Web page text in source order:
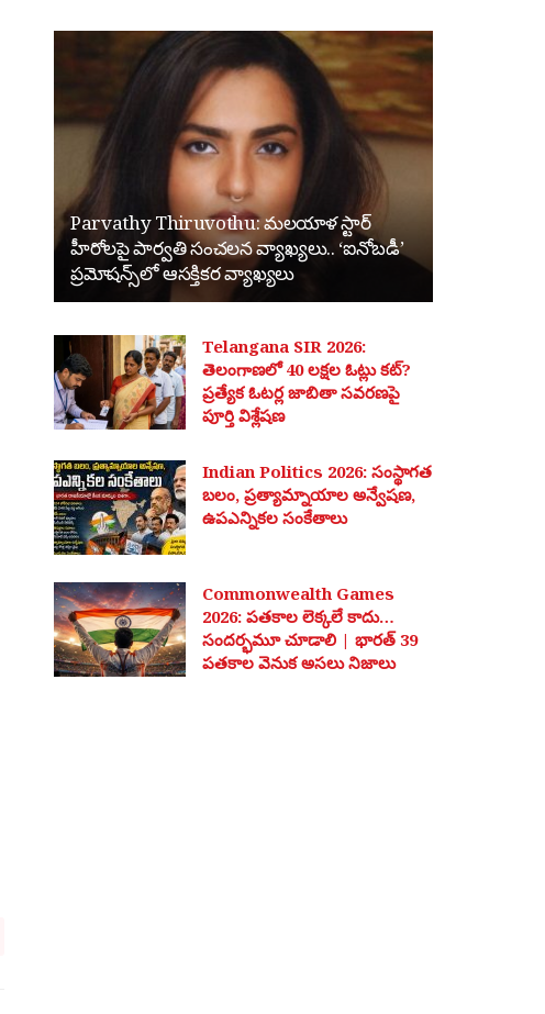
Parvathy Thiruvothu: మలయాళ స్టార్
హీరోలపై పార్వతి సంచలన వ్యాఖ్యలు.. ‘ఐనోబడీ’
ప్రమోషన్స్‌లో ఆసక్తికర వ్యాఖ్యలు
Telangana SIR 2026:
తెలంగాణలో 40 లక్షల ఓట్లు కట్?
ప్రత్యేక ఓటర్ల జాబితా సవరణపై
పూర్తి విశ్లేషణ
Indian Politics 2026: సంస్థాగత
బలం, ప్రత్యామ్నాయాల అన్వేషణ,
ఉపఎన్నికల సంకేతాలు
Commonwealth Games
2026: పతకాల లెక్కలే కాదు…
సందర్భమూ చూడాలి | భారత్ 39
పతకాల వెనుక అసలు నిజాలు